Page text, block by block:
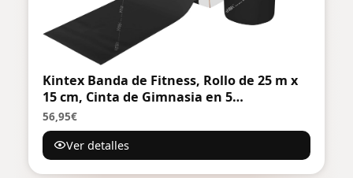
Kintex Banda de Fitness, Rollo de 25 m x
15 cm, Cinta de Gimnasia en 5
resistencias, 100% látex, Cinta de
Entrenamiento para Cortar a Medida,
Cinta de Resistencia
56,95€
Ver detalles